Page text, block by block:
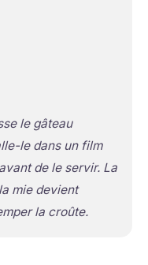
le gâteau
le dans un film
de le servir. La
mie devient
la croûte.